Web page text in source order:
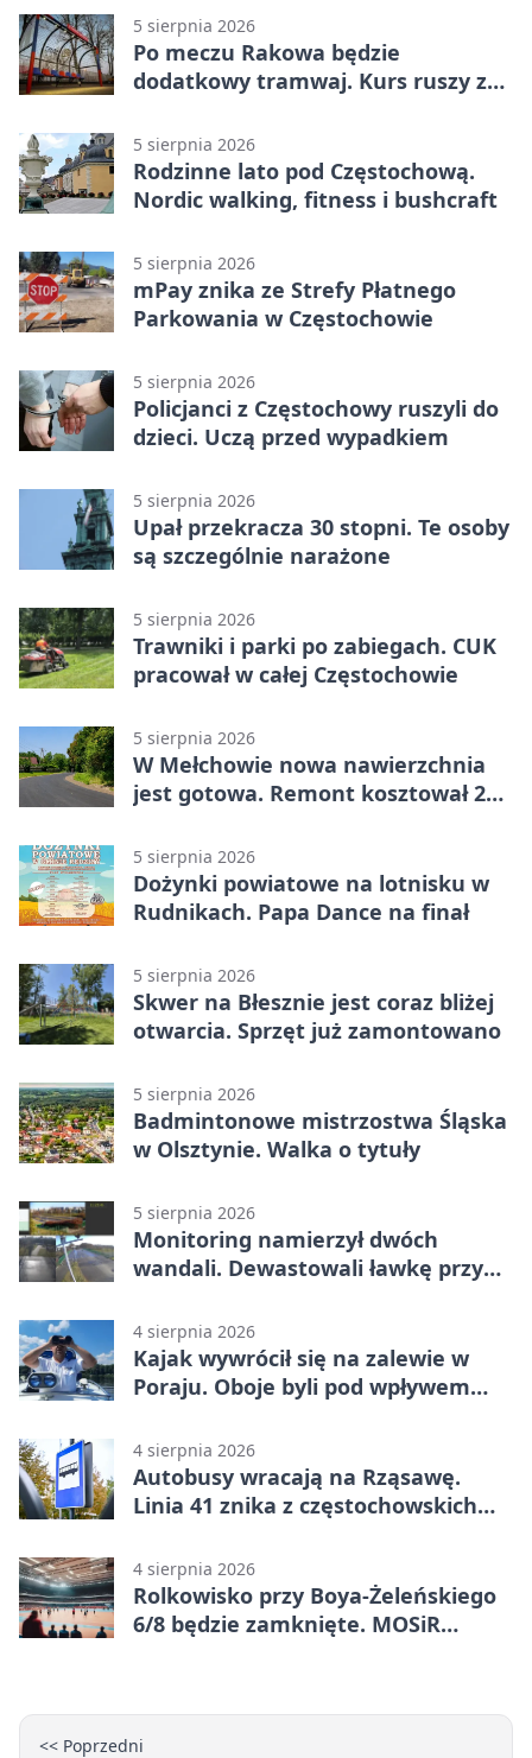
5 sierpnia 2026
Po meczu Rakowa będzie
dodatkowy tramwaj. Kurs ruszy ze
5 sierpnia 2026
Rodzinne lato pod Częstochową.
Nordic walking, fitness i bushcraft
5 sierpnia 2026
mPay znika ze Strefy Płatnego
Parkowania w Częstochowie
5 sierpnia 2026
Policjanci z Częstochowy ruszyli do
dzieci. Uczą przed wypadkiem
5 sierpnia 2026
Upał przekracza 30 stopni. Te osoby
są szczególnie narażone
5 sierpnia 2026
Trawniki i parki po zabiegach. CUK
pracował w całej Częstochowie
5 sierpnia 2026
W Mełchowie nowa nawierzchnia
jest gotowa. Remont kosztował 222
5 sierpnia 2026
Dożynki powiatowe na lotnisku w
Rudnikach. Papa Dance na finał
5 sierpnia 2026
Skwer na Błesznie jest coraz bliżej
otwarcia. Sprzęt już zamontowano
5 sierpnia 2026
Badmintonowe mistrzostwa Śląska
w Olsztynie. Walka o tytuły
5 sierpnia 2026
Monitoring namierzył dwóch
wandali. Dewastowali ławkę przy
4 sierpnia 2026
Kajak wywrócił się na zalewie w
Poraju. Oboje byli pod wpływem
4 sierpnia 2026
Autobusy wracają na Rząsawę.
Linia 41 znika z częstochowskich
4 sierpnia 2026
Rolkowisko przy Boya-Żeleńskiego
6/8 będzie zamknięte. MOSiR
<< Poprzedni